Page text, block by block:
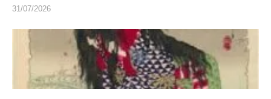
31/07/2026